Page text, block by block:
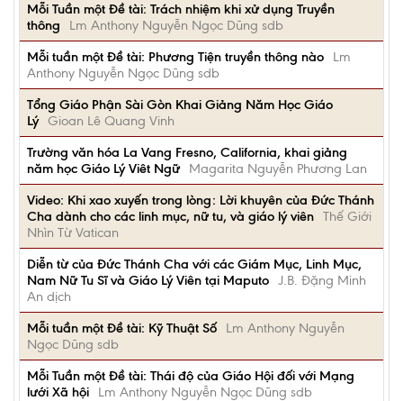
Mỗi Tuần một Đề tài: Trách nhiệm khi xử dụng Truyền
thông
Lm Anthony Nguyễn Ngọc Dũng sdb
Mỗi tuần một Đề tài: Phương Tiện truyền thông nào
Lm
Anthony Nguyễn Ngọc Dũng sdb
Tổng Giáo Phận Sài Gòn Khai Giảng Năm Học Giáo
Lý Gioan Lê Quang Vinh
Trường văn hóa La Vang Fresno, California, khai giảng
năm học Giáo Lý Viêt Ngữ
Magarita Nguyễn Phương Lan
Video: Khi xao xuyến trong lòng: Lời khuyên của Đức Thánh
Cha dành cho các linh mục, nữ tu, và giáo lý viên Thế Giới
Nhìn Từ Vatican
Diễn từ của Đức Thánh Cha với các Giám Mục, Linh Mục,
Nam Nữ Tu Sĩ và Giáo Lý Viên tại Maputo J.B. Đặng Minh
An dịch
Mỗi tuần một Đề tài: Kỹ Thuật Số
Lm Anthony Nguyễn
Ngọc Dũng sdb
Mỗi Tuần một Đề tài: Thái độ của Giáo Hội đối với Mạng
lưới Xã hội
Lm Anthony Nguyễn Ngọc Dũng sdb